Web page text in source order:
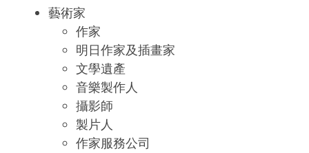
藝術家
作家
明日作家及插畫家
文學遺產
音樂製作人
攝影師
製片人
作家服務公司